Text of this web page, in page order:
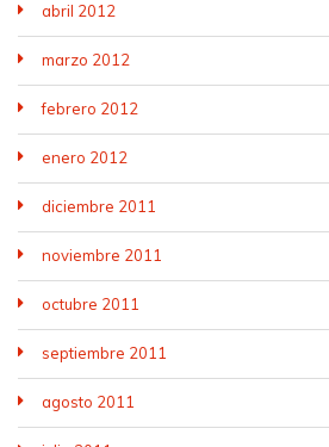
abril 2012
marzo 2012
febrero 2012
enero 2012
diciembre 2011
noviembre 2011
octubre 2011
septiembre 2011
agosto 2011